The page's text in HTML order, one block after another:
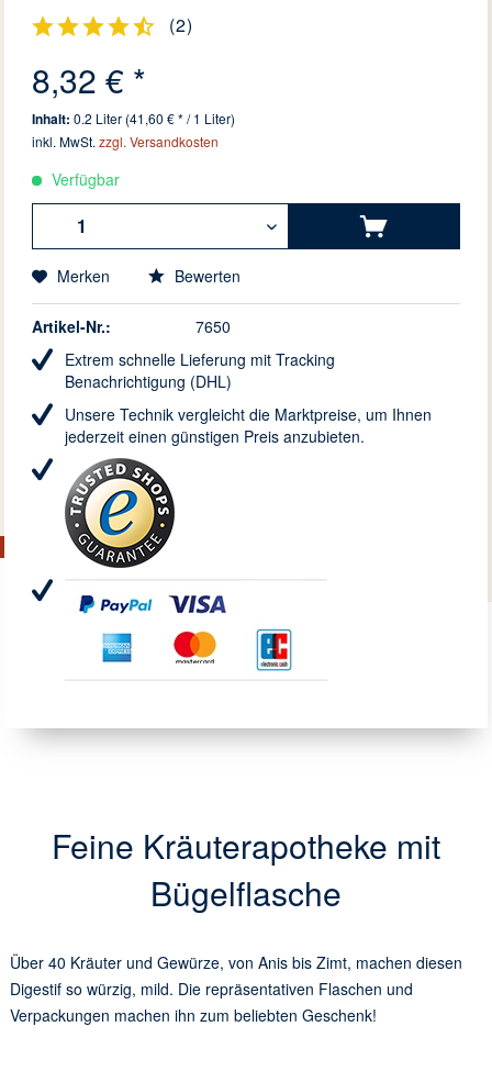
(2)
8,32 € *
Inhalt:0.2 Liter (41,60 € * / 1 Liter)
inkl. MwSt.zzgl. Versandkosten
Verfügbar
Merken Bewerten
Artikel-Nr.:
7650
Extrem schnelle Lieferung mit Tracking
Benachrichtigung (DHL)
Unsere Technik vergleicht die Marktpreise, um Ihnen
jederzeit einen günstigen Preis anzubieten.
Feine Kräuterapotheke mit
Bügelflasche
Über 40 Kräuter und Gewürze, von Anis bis Zimt, machen diesen
Digestif so würzig, mild. Die repräsentativen Flaschen und
Verpackungen machen ihn zum beliebten Geschenk!